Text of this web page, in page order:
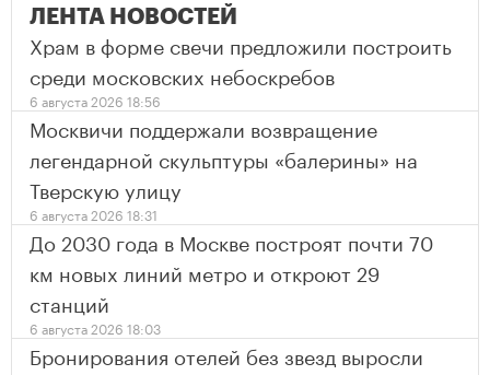
ЛЕНТА НОВОСТЕЙ
Храм в форме свечи предложили построить
среди московских небоскребов
6 августа 2026 18:56
Москвичи поддержали возвращение
легендарной скульптуры «балерины» на
Тверскую улицу
6 августа 2026 18:31
До 2030 года в Москве построят почти 70
км новых линий метро и откроют 29
станций
6 августа 2026 18:03
Бронирования отелей без звезд выросли